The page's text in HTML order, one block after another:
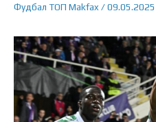
Фудбал ТОП Makfax /09.05.2025